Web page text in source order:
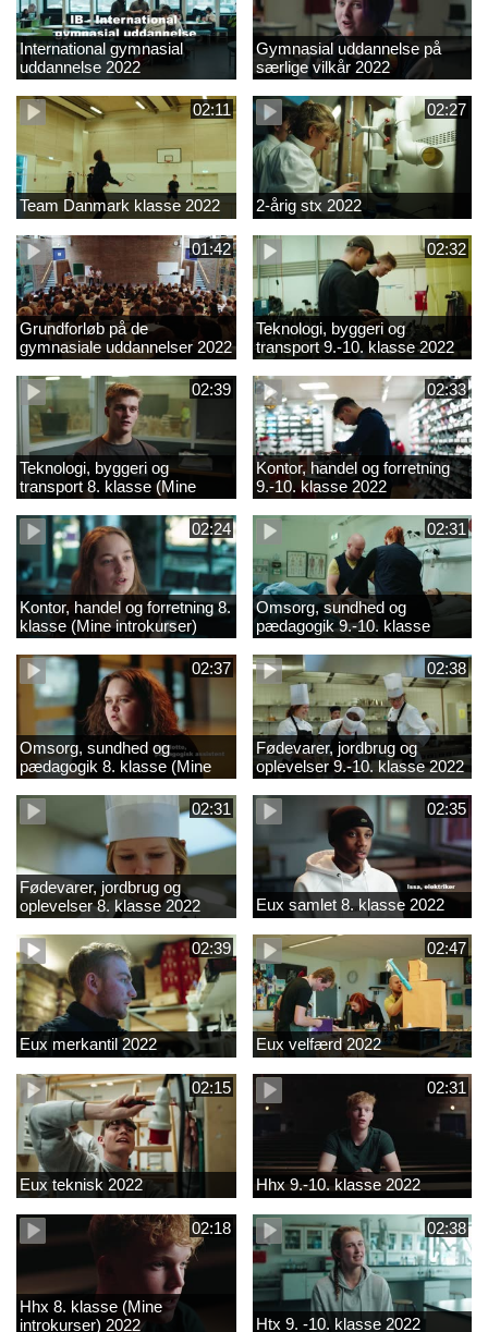
International gymnasial
uddannelse 2022
Gymnasial uddannelse på
særlige vilkår 2022
02:11
Team Danmark klasse 2022
02:27
2-årig stx 2022
01:42
Grundforløb på de
gymnasiale uddannelser 2022
02:32
Teknologi, byggeri og
transport 9.-10. klasse 2022
02:39
Teknologi, byggeri og
transport 8. klasse (Mine
introkurser) 2022
02:33
Kontor, handel og forretning
9.-10. klasse 2022
02:24
Kontor, handel og forretning 8.
klasse (Mine introkurser)
2022
02:31
Omsorg, sundhed og
pædagogik 9.-10. klasse
2022
02:37
Omsorg, sundhed og
pædagogik 8. klasse (Mine
introkurser) 2022
02:38
Fødevarer, jordbrug og
oplevelser 9.-10. klasse 2022
02:31
Fødevarer, jordbrug og
oplevelser 8. klasse 2022
02:35
Eux samlet 8. klasse 2022
02:39
Eux merkantil 2022
02:47
Eux velfærd 2022
02:15
Eux teknisk 2022
02:31
Hhx 9.-10. klasse 2022
02:18
Hhx 8. klasse (Mine
introkurser) 2022
02:38
Htx 9. -10. klasse 2022